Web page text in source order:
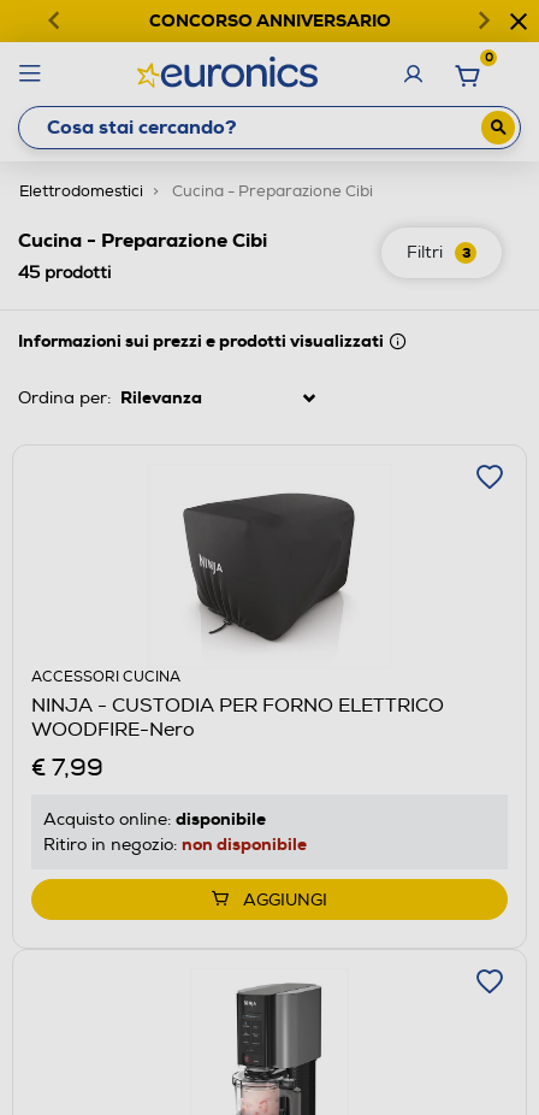
CONCORSO ANNIVERSARIO
0
Elettrodomestici Cucina - Preparazione Cibi
Filtri 3
Cucina - Preparazione Cibi
45 prodotti
Informazioni sui prezzi e prodotti visualizzati
Ordina per:
ACCESSORI CUCINA
NINJA - CUSTODIA PER FORNO ELETTRICO
WOODFIRE-Nero
€ 7,99
Acquisto online: disponibile
Ritiro in negozio: non disponibile
AGGIUNGI